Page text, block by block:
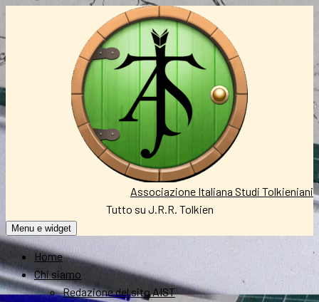
Associazione Italiana Studi Tolkieniani
Tutto su J.R.R. Tolkien
Menu e widget
Home
Chi siamo
Redazione del sito AIST